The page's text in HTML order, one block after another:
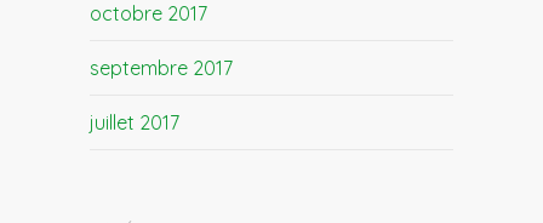
octobre 2017
septembre 2017
juillet 2017